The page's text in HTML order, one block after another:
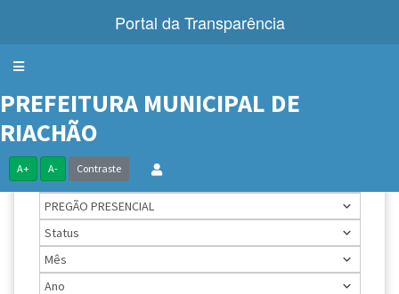
Portal da Transparência
Menu
PREFEITURA MUNICIPAL DE
RIACHÃO
A+ A- Contraste
LICITAÇÕES